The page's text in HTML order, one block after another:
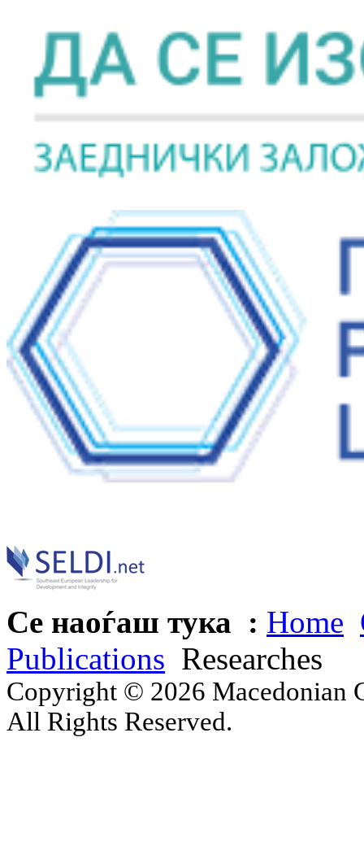
Се наоѓаш тука : Home
Publications Researches
Copyright © 2026 Macedonian
All Rights Reserved.